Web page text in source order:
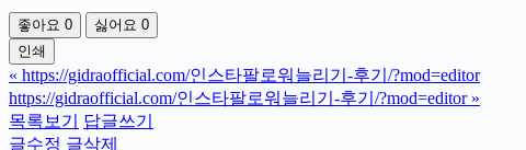
좋아요 0 싫어요 0
인쇄
« https://gidraofficial.com/인스타팔로워늘리기-후기/?mod=editor
https://gidraofficial.com/인스타팔로워늘리기-후기/?mod=editor »
목록보기
답글쓰기
글수정 글삭제